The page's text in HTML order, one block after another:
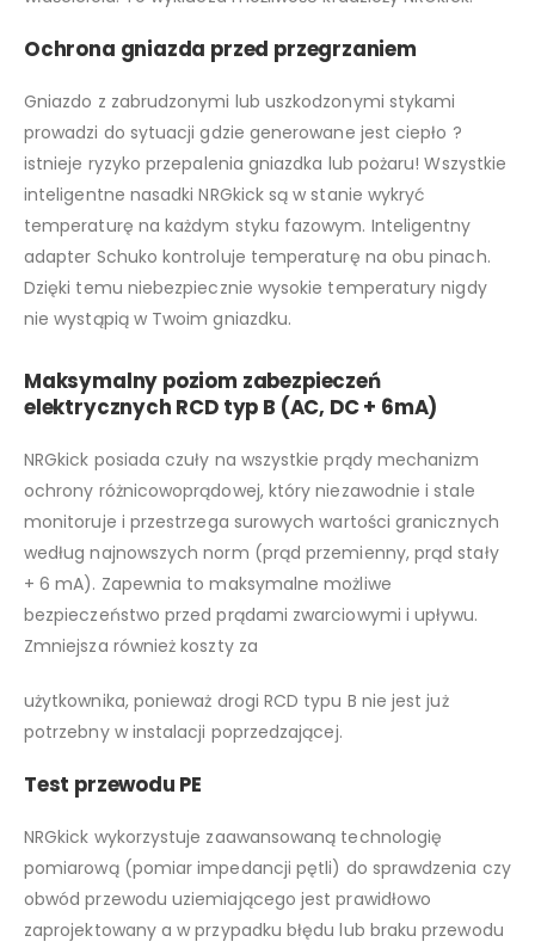
Ochrona gniazda przed przegrzaniem
Gniazdo z zabrudzonymi lub uszkodzonymi stykami
prowadzi do sytuacji gdzie generowane jest ciepło ?
istnieje ryzyko przepalenia gniazdka lub pożaru! Wszystkie
inteligentne nasadki NRGkick są w stanie wykryć
temperaturę na każdym styku fazowym. Inteligentny
adapter Schuko kontroluje temperaturę na obu pinach.
Dzięki temu niebezpiecznie wysokie temperatury nigdy
nie wystąpią w Twoim gniazdku.
Maksymalny poziom zabezpieczeń
elektrycznych RCD typ B (AC, DC + 6mA)
NRGkick posiada czuły na wszystkie prądy mechanizm
ochrony różnicowoprądowej, który niezawodnie i stale
monitoruje i przestrzega surowych wartości granicznych
według najnowszych norm (prąd przemienny, prąd stały
+ 6 mA). Zapewnia to maksymalne możliwe
bezpieczeństwo przed prądami zwarciowymi i upływu.
Zmniejsza również koszty za
użytkownika, ponieważ drogi RCD typu B nie jest już
potrzebny w instalacji poprzedzającej.
Test przewodu PE
NRGkick wykorzystuje zaawansowaną technologię
pomiarową (pomiar impedancji pętli) do sprawdzenia czy
obwód przewodu uziemiającego jest prawidłowo
zaprojektowany a w przypadku błędu lub braku przewodu